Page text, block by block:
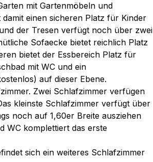
mit Gartenmöbeln und
einen sicheren Platz für Kinder
der Tresen verfügt noch über zwei
Sofaecke bietet reichlich Platz
bietet der Essbereich Platz für
mit WC und ein
auf dieser Ebene.
Zwei Schlafzimmer verfügen
kleinste Schlafzimmer verfügt über
noch auf 1,60er Breite ausziehen
WC komplettiert das erste
sich ein weiteres Schlafzimmer